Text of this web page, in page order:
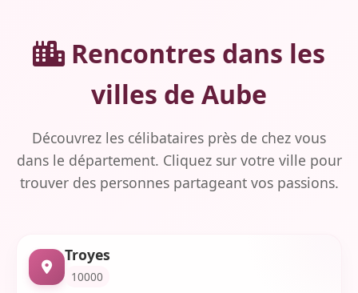
Rencontres dans les
villes de Aube
Découvrez les célibataires près de chez vous
dans le département. Cliquez sur votre ville pour
trouver des personnes partageant vos passions.
Troyes
10000